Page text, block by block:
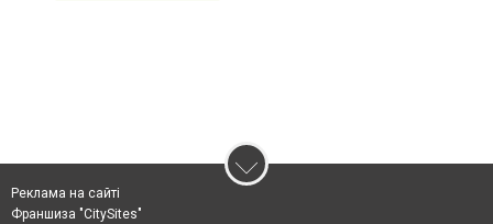
Реклама на сайті
Франшиза "CitySites"